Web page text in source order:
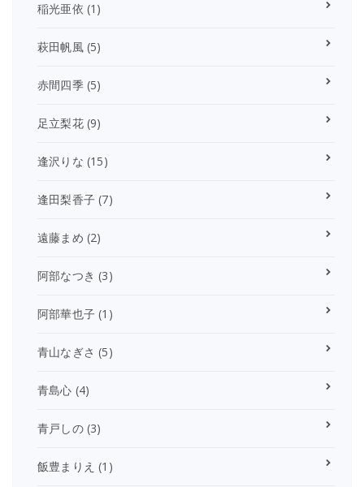
稲光亜依 (1)
萩田帆風(5)
赤間四季(5)
足立梨花(9)
逢沢りな (15)
逢田梨香子 (7)
遠藤まめ (2)
阿部なつき (3)
阿部華也子 (1)
青山なぎさ (5)
青島心 (4)
青戸しの(3)
飯豊まりえ (1)